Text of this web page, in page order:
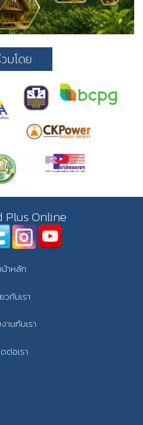
มโดย
Plus Online
าหลัก
วกับเรา
านกับเรา
ต่อเรา